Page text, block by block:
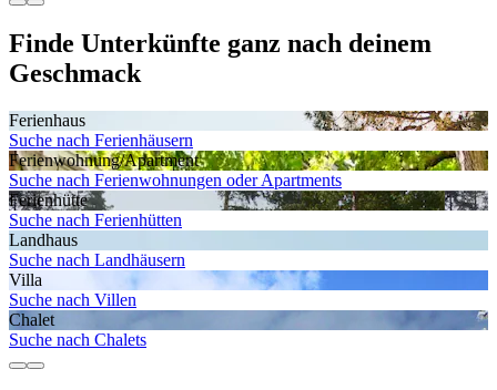
Finde Unterkünfte ganz nach deinem
Geschmack
Ferienhaus
Suche nach Ferienhäusern
Ferienwohnung/Apartment
Suche nach Ferienwohnungen oder Apartments
Ferienhütte
Suche nach Ferienhütten
Landhaus
Suche nach Landhäusern
Villa
Suche nach Villen
Chalet
Suche nach Chalets